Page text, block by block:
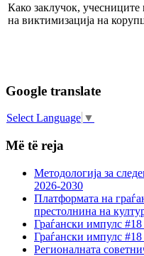
Како заклучок, учесниците
на виктимизација на
Google translate
Select Language ▼
Më të reja
Методологија за
2026-2030
Платформата на
престолнина на
Граѓански импулс
Граѓански импулс
Регионалната